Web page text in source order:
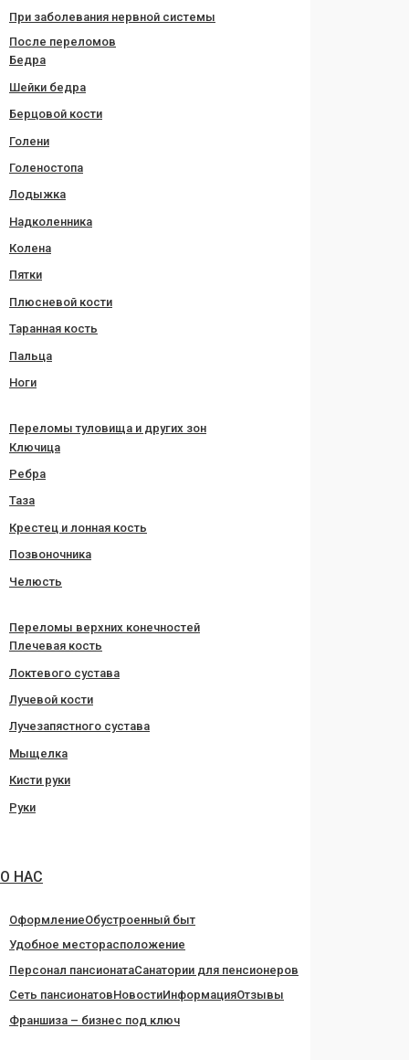
При заболевания нервной системы
После переломов
Бедра
Шейки бедра
Берцовой кости
Голени
Голеностопа
Лодыжка
Надколенника
Колена
Пятки
Плюсневой кости
Таранная кость
Пальца
Ноги
Переломы туловища и других зон
Ключица
Ребра
Таза
Крестец и лонная кость
Позвоночника
Челюсть
Переломы верхних конечностей
Плечевая кость
Локтевого сустава
Лучевой кости
Лучезапястного сустава
Мыщелка
Кисти руки
Руки
О НАС
ОформлениеОбустроенный быт
Удобное месторасположение
Персонал пансионатаСанатории для пенсионеров
Сеть пансионатовНовостиИнформацияОтзывы
Франшиза – бизнес под ключ